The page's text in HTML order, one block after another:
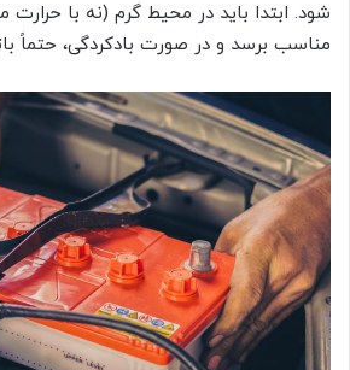
شود. ابتدا باید در محیط گرم (نه با
مناسب برسد و در صورت بادکردگی، حتماً